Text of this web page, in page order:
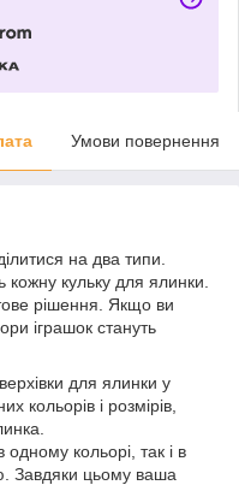
Умови повернення
на два типи.
кожну кульку для ялинки.
рішення. Якщо ви
іграшок стануть
для ялинки у
кольорів і розмірів,
кольорі, так і в
Завдяки цьому ваша